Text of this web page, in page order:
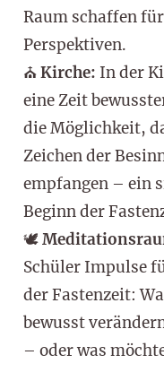
Raum schaffen
Perspektiven.
⛪Kirche: In der
eine Zeit
die Möglichkeit,
Zeichen der
empfangen – ein
Beginn der
🕊️
Schüler Impulse
der Fastenzeit:
bewusst
– oder was